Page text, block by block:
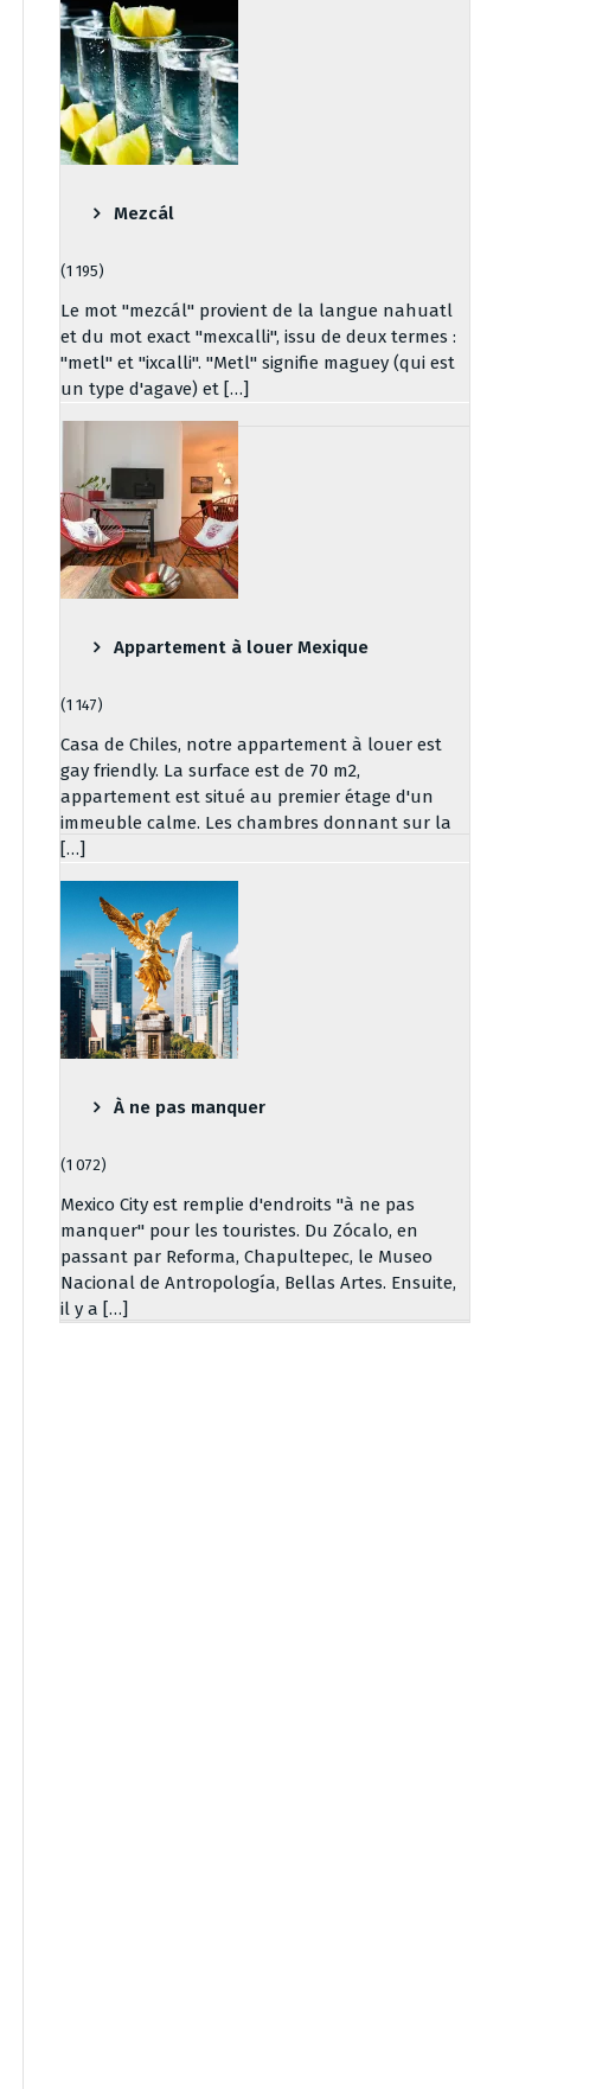
Mezcál
(1 195)
Le mot "mezcál" provient de la langue nahuatl
et du mot exact "mexcalli", issu de deux termes :
"metl" et "ixcalli". "Metl" signifie maguey (qui est
un type d'agave) et […]
Appartement à louer Mexique
(1 147)
Casa de Chiles, notre appartement à louer est
gay friendly. La surface est de 70 m2,
appartement est situé au premier étage d'un
immeuble calme. Les chambres donnant sur la
[…]
À ne pas manquer
(1 072)
Mexico City est remplie d'endroits "à ne pas
manquer" pour les touristes. Du Zócalo, en
passant par Reforma, Chapultepec, le Museo
Nacional de Antropología, Bellas Artes. Ensuite,
il y a […]